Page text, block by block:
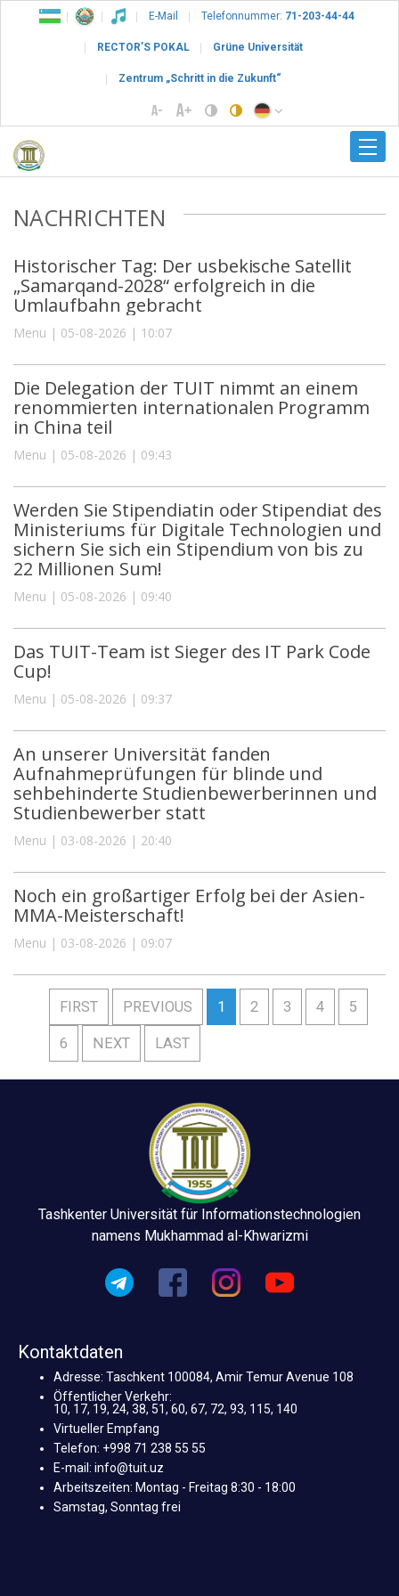
E-Mail Telefonnummer: 71-203-44-44
RECTOR’S POKAL Grüne Universität
Zentrum „Schritt in die Zukunft“
NACHRICHTEN
Historischer Tag: Der usbekische Satellit
„Samarqand-2028“ erfolgreich in die
Umlaufbahn gebracht
Menu | 05-08-2026 | 10:07
Die Delegation der TUIT nimmt an einem
renommierten internationalen Programm
in China teil
Menu | 05-08-2026 | 09:43
Werden Sie Stipendiatin oder Stipendiat des
Ministeriums für Digitale Technologien und
sichern Sie sich ein Stipendium von bis zu
22 Millionen Sum!
Menu | 05-08-2026 | 09:40
Das TUIT-Team ist Sieger des IT Park Code
Cup!
Menu | 05-08-2026 | 09:37
An unserer Universität fanden
Aufnahmeprüfungen für blinde und
sehbehinderte Studienbewerberinnen und
Studienbewerber statt
Menu | 03-08-2026 | 20:40
Noch ein großartiger Erfolg bei der Asien-
MMA-Meisterschaft!
Menu | 03-08-2026 | 09:07
FIRST PREVIOUS 1 2 3 4 5
6 NEXT LAST
Tashkenter Universität für Informationstechnologien
namens Mukhammad al-Khwarizmi
Kontaktdaten
Adresse: Taschkent 100084, Amir Temur Avenue 108
Öffentlicher Verkehr:
10, 17, 19, 24, 38, 51, 60, 67, 72, 93, 115, 140
Virtueller Empfang
Telefon: +998 71 238 55 55
E-mail: info@tuit.uz
Arbeitszeiten: Montag - Freitag 8:30 - 18:00
Samstag, Sonntag frei